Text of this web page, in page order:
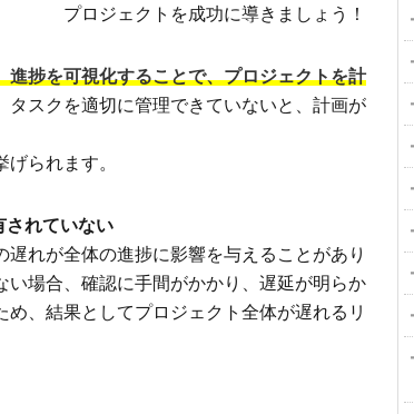
プロジェクトを成功に導きましょう！
捗を可視化することで、プロジェクトを計
タスクを適切に管理できていないと、計画が
られます。
されていない
れが全体の進捗に影響を与えることがあり
い場合、確認に手間がかかり、遅延が明らか
、結果としてプロジェクト全体が遅れるリ